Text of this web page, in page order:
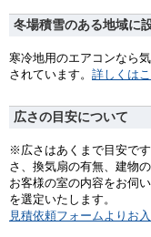
冬場積雪のある地域に
寒冷地用のエアコンなら
されています。 詳しくは
広さの目安について
※広さはあくまで目安で
さ、換気扇の有無、建物
お客様の室の内容をお伺
を選定いたします。
見積依頼フォームよりお入